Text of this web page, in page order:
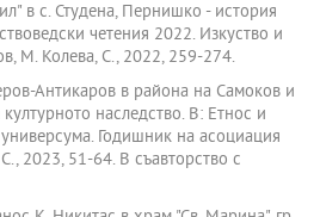
в с. Студена, Пернишко - история
четения 2022. Изкуство и
М. Колева, С., 2022, 259-274.
Антикаров в района на Самоков и
наследство. В: Етнос и
Годишник на асоциация
2023, 51-64. В съавторство с